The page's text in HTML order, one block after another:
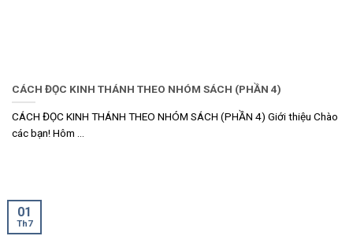
CÁCH ĐỌC KINH THÁNH THEO NHÓM SÁCH (PHẦN 4)
CÁCH ĐỌC KINH THÁNH THEO NHÓM SÁCH (PHẦN 4) Giới thiệu Chào
các bạn! Hôm ...
01
Th7